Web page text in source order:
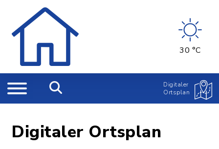
30 °C
Digitaler
Ortsplan
Digitaler Ortsplan